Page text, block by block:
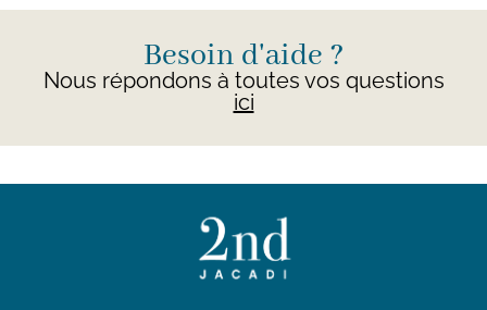
Besoin d'aide ?
Nous répondons à toutes vos questions
ici